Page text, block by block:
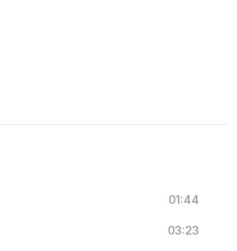
01:44
03:23